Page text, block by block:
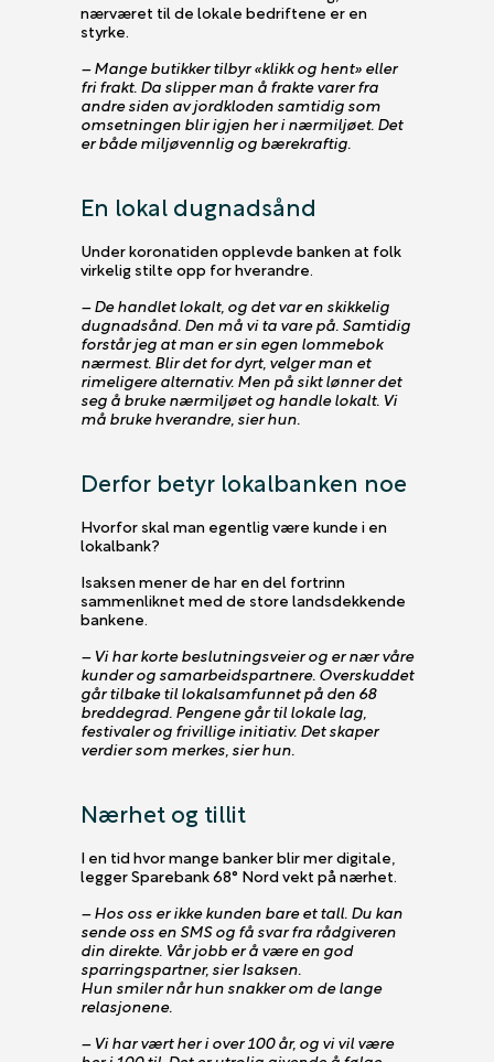
nærværet til de lokale bedriftene er en
styrke.
– Mange butikker tilbyr «klikk og hent» eller
fri frakt. Da slipper man å frakte varer fra
andre siden av jordkloden samtidig som
omsetningen blir igjen her i nærmiljøet. Det
er både miljøvennlig og bærekraftig.
En lokal dugnadsånd
Under koronatiden opplevde banken at folk
virkelig stilte opp for hverandre.
– De handlet lokalt, og det var en skikkelig
dugnadsånd. Den må vi ta vare på. Samtidig
forstår jeg at man er sin egen lommebok
nærmest. Blir det for dyrt, velger man et
rimeligere alternativ. Men på sikt lønner det
seg å bruke nærmiljøet og handle lokalt. Vi
må bruke hverandre, sier hun.
Derfor betyr lokalbanken noe
Hvorfor skal man egentlig være kunde i en
lokalbank?
Isaksen mener de har en del fortrinn
sammenliknet med de store landsdekkende
bankene.
– Vi har korte beslutningsveier og er nær våre
kunder og samarbeidspartnere. Overskuddet
går tilbake til lokalsamfunnet på den 68
breddegrad. Pengene går til lokale lag,
festivaler og frivillige initiativ. Det skaper
verdier som merkes, sier hun.
Nærhet og tillit
I en tid hvor mange banker blir mer digitale,
legger Sparebank 68° Nord vekt på nærhet.
– Hos oss er ikke kunden bare et tall. Du kan
sende oss en SMS og få svar fra rådgiveren
din direkte. Vår jobb er å være en god
sparringspartner, sier Isaksen.
Hun smiler når hun snakker om de lange
relasjonene.
– Vi har vært her i over 100 år, og vi vil være